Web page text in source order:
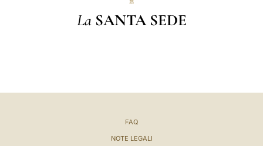
La SANTA SEDE
FAQ
NOTE LEGALI